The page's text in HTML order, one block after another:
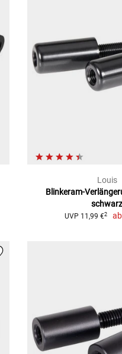
Louis
Blinkeram-
schwarz
UVP 11,99 €2